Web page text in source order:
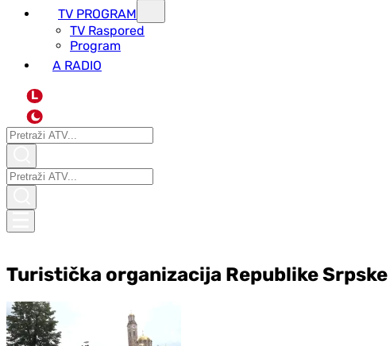
TV PROGRAM
ТV Raspored
Program
A RADIO
L
Turistička organizacija Republike Srpske